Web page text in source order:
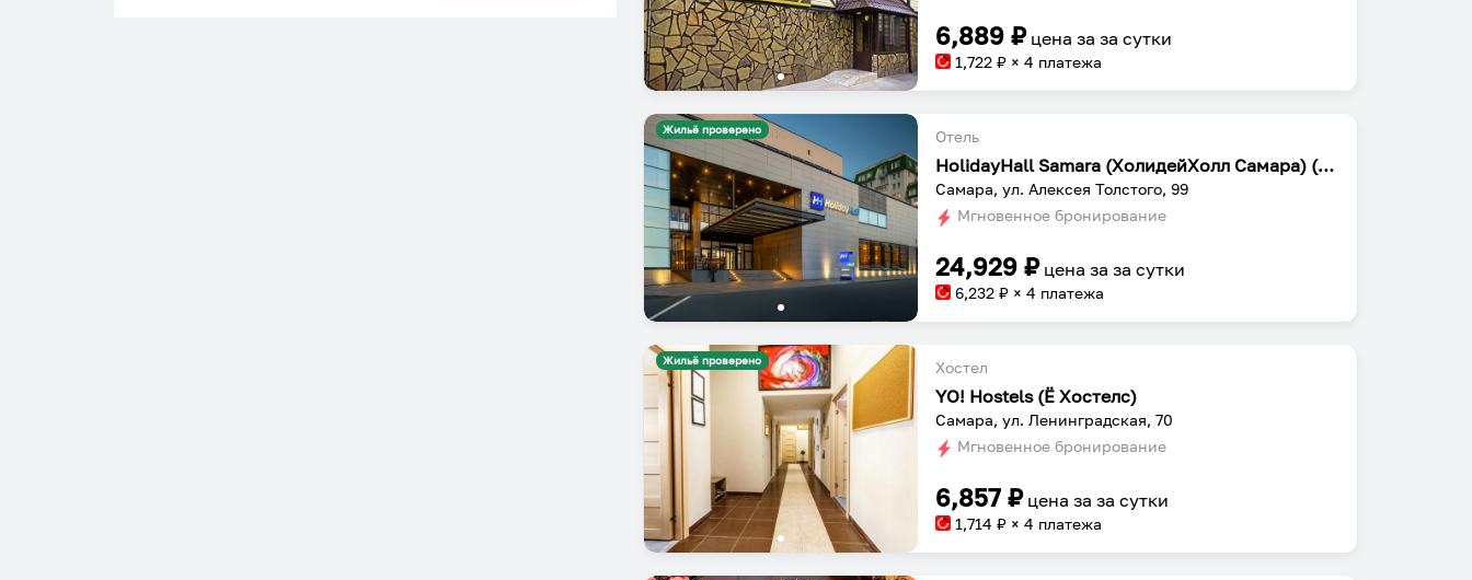
6,889 ₽ цена заза сутки
1,722 ₽ × 4 платежа
Жильё проверено Отель
HolidayHall Samara (ХолидейХолл Самара) (бывш. Holiday Inn Samara)
Самара, ул. Алексея Толстого, 99
Мгновенное бронирование
24,929 ₽ цена заза сутки
6,232 ₽ × 4 платежа
Жильё проверено Хостел
YO! Hostels (Ё Хостелс)
Самара, ул. Ленинградская, 70
Мгновенное бронирование
6,857 ₽ цена заза сутки
1,714 ₽ × 4 платежа